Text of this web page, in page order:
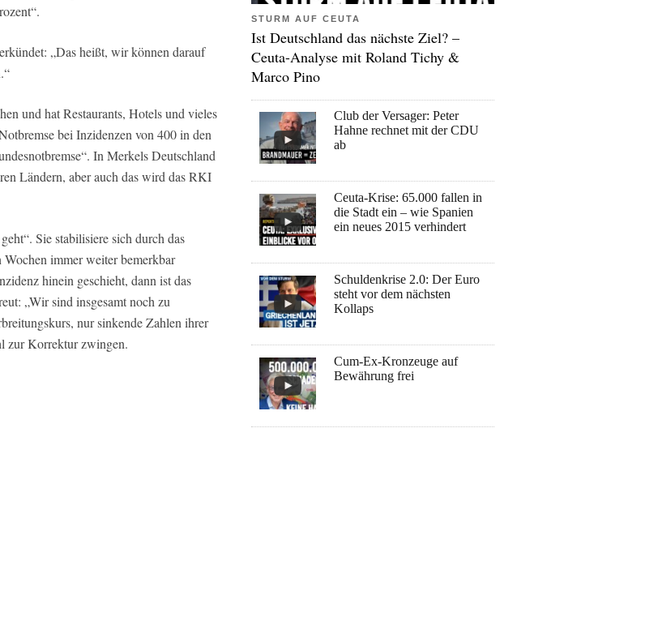
„Das heißt, wir können darauf
und hat Restaurants, Hotels und vieles
bei Inzidenzen von 400 in den
In Merkels Deutschland
Ländern, aber auch das wird das RKI
Sie stabilisiere sich durch das
immer weiter bemerkbar
hinein geschieht, dann ist das
„Wir sind insgesamt noch zu
nur sinkende Zahlen ihrer
zur Korrektur zwingen.
STURM AUF CEUTA
Ist Deutschland das nächste Ziel? –
Ceuta-Analyse mit Roland Tichy &
Marco Pino
Club der Versager: Peter
Hahne rechnet mit der CDU
ab
Ceuta-Krise: 65.000 fallen in
die Stadt ein – wie Spanien
ein neues 2015 verhindert
Schuldenkrise 2.0: Der Euro
steht vor dem nächsten
Kollaps
Cum-Ex-Kronzeuge auf
Bewährung frei